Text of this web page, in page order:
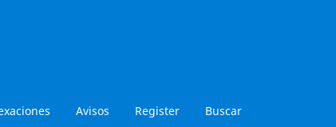
Avisos Register Buscar